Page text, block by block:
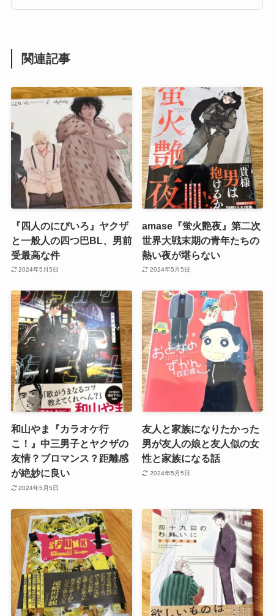
関連記事
『四人のにびいろ』ヤクザ
と一般人の四つ巴BL、男前
受最高な件
2024年5月5日
amase『蛍火艶夜』第二次
世界大戦末期の青年たちの
熱い夜が堪らない
2024年5月5日
和山やま『カラオケ行
こ！』中三男子とヤクザの
友情？ブロマンス？距離感
が絶妙に良い
2024年5月5日
友人と家族になりたかった
男が友人の娘と友人似の女
性と家族になる話
2024年5月5日